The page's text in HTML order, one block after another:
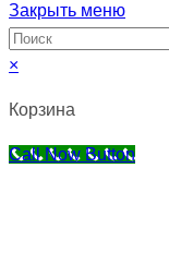
Закрыть меню
×
Корзина
Call Now Button